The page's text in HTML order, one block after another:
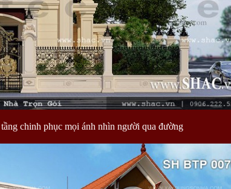
chinh phục mọi ánh nhìn người qua đường